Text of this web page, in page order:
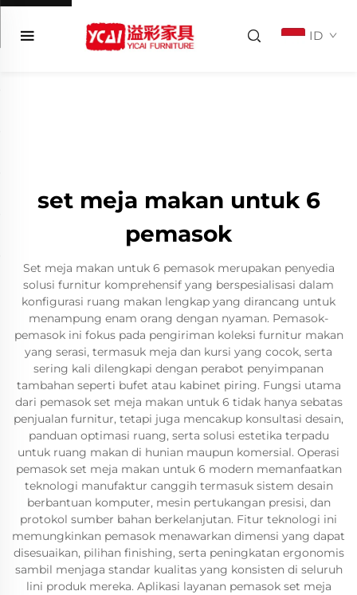
ID
set meja makan untuk 6
pemasok
Set meja makan untuk 6 pemasok merupakan penyedia
solusi furnitur komprehensif yang berspesialisasi dalam
konfigurasi ruang makan lengkap yang dirancang untuk
menampung enam orang dengan nyaman. Pemasok-
pemasok ini fokus pada pengiriman koleksi furnitur makan
yang serasi, termasuk meja dan kursi yang cocok, serta
sering kali dilengkapi dengan perabot penyimpanan
tambahan seperti bufet atau kabinet piring. Fungsi utama
dari pemasok set meja makan untuk 6 tidak hanya sebatas
penjualan furnitur, tetapi juga mencakup konsultasi desain,
panduan optimasi ruang, serta solusi estetika terpadu
untuk ruang makan di hunian maupun komersial. Operasi
pemasok set meja makan untuk 6 modern memanfaatkan
teknologi manufaktur canggih termasuk sistem desain
berbantuan komputer, mesin pertukangan presisi, dan
protokol sumber bahan berkelanjutan. Fitur teknologi ini
memungkinkan pemasok menawarkan dimensi yang dapat
disesuaikan, pilihan finishing, serta peningkatan ergonomis
sambil menjaga standar kualitas yang konsisten di seluruh
lini produk mereka. Aplikasi layanan pemasok set meja